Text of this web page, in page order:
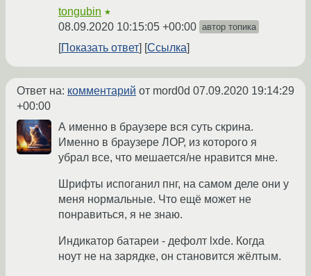
tongubin ★
08.09.2020 10:15:05 +00:00 автор топика
Показать ответ Ссылка
Ответ на: комментарий от mord0d 07.09.2020 19:14:29
+00:00
А именно в браузере вся суть скрина.
Именно в браузере ЛОР, из которого я
убрал все, что мешается/не нравится мне.
Шрифты испоганил пнг, на самом деле они у
меня нормальные. Что ещё может не
понравиться, я не знаю.
Индикатор батареи - дефолт lxde. Когда
ноут не на зарядке, он становится жёлтым.